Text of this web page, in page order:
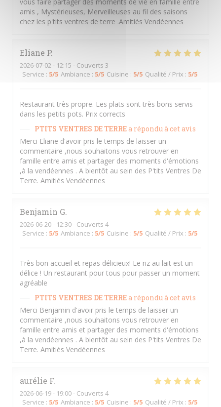
amis , Mystérieuses, Merveilleuses au fil des saisons
chez les p'tits ventres de terre .Amitiés Vendéennes
Eliane P
2026-07-02 - 12:15 - Couverts 3
Service : 5/5 Ambiance : 5/5 Cuisine : 5/5 Qualité / Prix : 5/5
Restaurant très propre. Les plats sont très bons servis
dans les petits pots. Prix corrects
PTITS VENTRES DE TERREa répondu à cet avis
Merci Eliane d'avoir pris le temps de laisser un
commentaire ,nous souhaitons vous retrouver en
famille entre amis et partager des moments d'émotions
,à la vendéennes . A bientôt au sein des P'tits Ventres De
Terre. Amitiés Vendéennes
Benjamin G
2026-06-20- 12:30 - Couverts 4
Service : 5/5 Ambiance : 5/5 Cuisine : 5/5 Qualité / Prix : 5/5
Très bon accueil et repas délicieux! Le riz au lait est un
délice ! Un restaurant pour tous pour passer un moment
agréable
PTITS VENTRES DE TERREa répondu à cet avis
Merci Benjamin d'avoir pris le temps de laisser un
commentaire ,nous souhaitons vous retrouver en
famille entre amis et partager des moments d'émotions
,à la vendéennes . A bientôt au sein des P'tits Ventres De
Terre. Amitiés Vendéennes
aurélie F
2026-06-19- 19:00 - Couverts 4
Service : 5/5 Ambiance : 5/5 Cuisine : 5/5 Qualité / Prix : 5/5